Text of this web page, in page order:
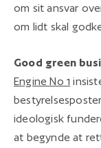
om sit ansvar
om lidt skal
Good green
Engine No 1
ideologisk
at begynde at